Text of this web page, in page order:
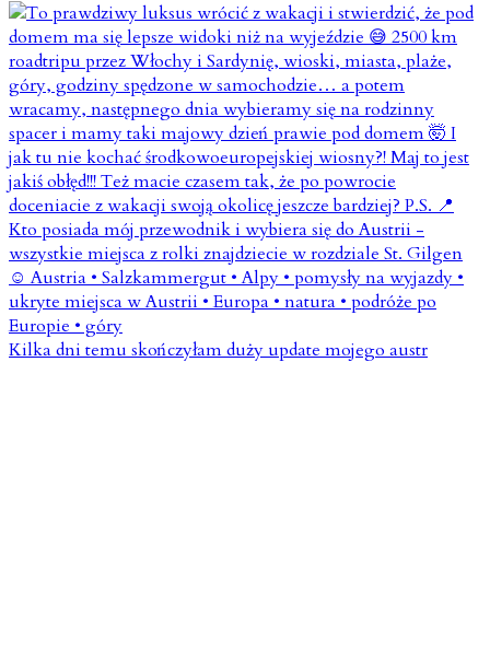
Kilka dni temu skończyłam duży update mojego austr